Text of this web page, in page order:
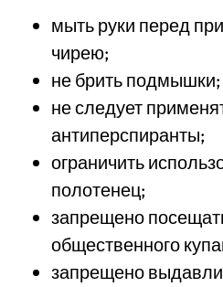
мыть руки перед
чирею;
не брить подмышки;
не следует
антиперспиранты;
ограничить
полотенец;
запрещено
общественного
запрещено